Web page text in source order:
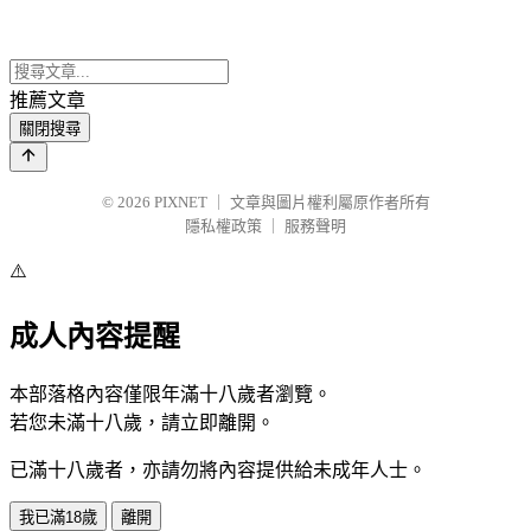
推薦文章
關閉搜尋
© 2026 PIXNET
文章與圖片權利屬原作者所有
隱私權政策
服務聲明
⚠️
成人內容提醒
本部落格內容僅限年滿十八歲者瀏覽。
若您未滿十八歲，請立即離開。
已滿十八歲者，亦請勿將內容提供給未成年人士。
我已滿18歲 離開